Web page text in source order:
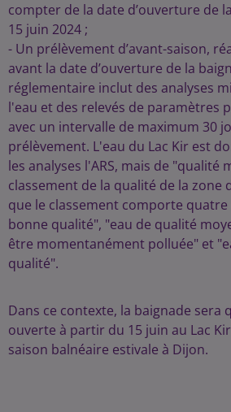
compter de la date d’ouverture de
15 juin 2024 ;
- Un prélèvement d’avant-saison,
avant la date d’ouverture de la
réglementaire inclut des analyses
l'eau et des relevés de paramètres
avec un intervalle de maximum 30
prélèvement. L'eau du Lac Kir est
les analyses l'ARS, mais de "qualité
classement de la qualité de la zone
que le classement comporte quatre
bonne qualité", "eau de qualité
être momentanément polluée" et
qualité".
Dans ce contexte, la baignade sera
ouverte à partir du 15 juin au Lac
saison balnéaire estivale à Dijon.